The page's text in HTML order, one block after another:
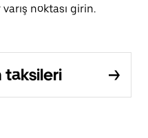
noktası girin.
taksileri